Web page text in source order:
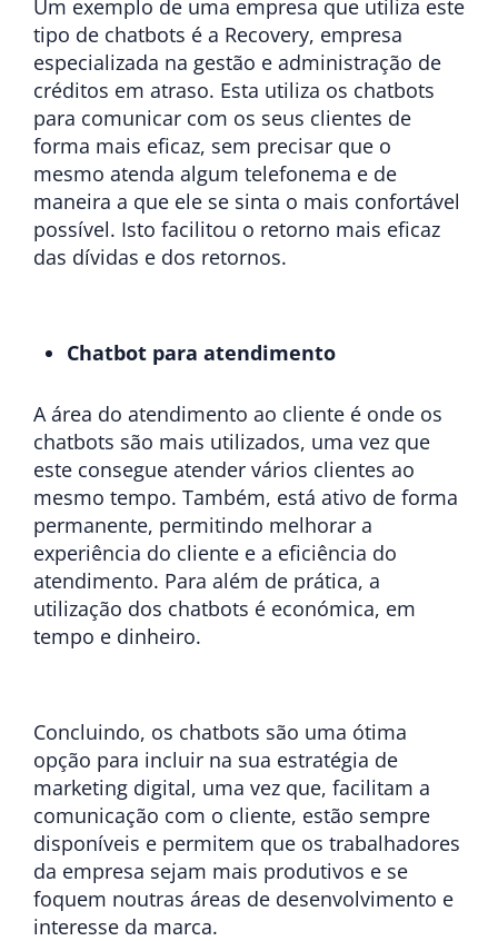
Um exemplo de uma empresa que utiliza este
tipo de chatbots é a Recovery, empresa
especializada na gestão e administração de
créditos em atraso. Esta utiliza os chatbots
para comunicar com os seus clientes de
forma mais eficaz, sem precisar que o
mesmo atenda algum telefonema e de
maneira a que ele se sinta o mais confortável
possível. Isto facilitou o retorno mais eficaz
das dívidas e dos retornos.
Chatbot para atendimento
A área do atendimento ao cliente é onde os
chatbots são mais utilizados, uma vez que
este consegue atender vários clientes ao
mesmo tempo. Também, está ativo de forma
permanente, permitindo melhorar a
experiência do cliente e a eficiência do
atendimento. Para além de prática, a
utilização dos chatbots é económica, em
tempo e dinheiro.
Concluindo, os chatbots são uma ótima
opção para incluir na sua estratégia de
marketing digital, uma vez que, facilitam a
comunicação com o cliente, estão sempre
disponíveis e permitem que os trabalhadores
da empresa sejam mais produtivos e se
foquem noutras áreas de desenvolvimento e
interesse da marca.